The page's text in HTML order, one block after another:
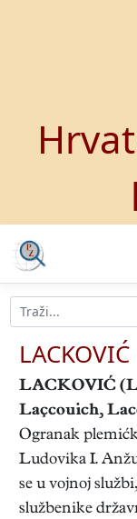
LACKOVIĆ
LACKOVIĆ
Laçcouich,
Ogranak
Ludovika I.
se u vojnoj
službenike